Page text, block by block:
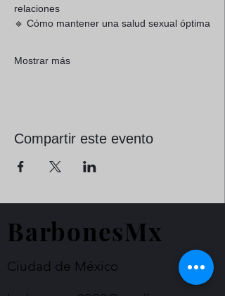
relaciones
🔹 Cómo mantener una salud sexual óptima
Mostrar más
Compartir este evento
BarbonesMx
Ciudad de México